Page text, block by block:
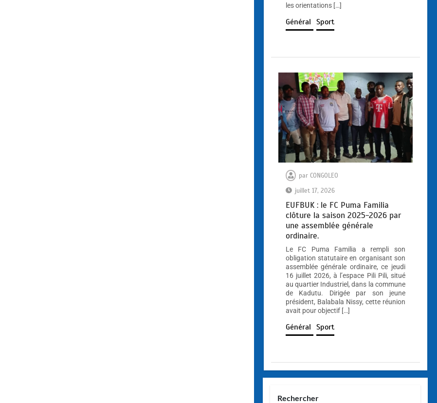
les orientations […]
Général Sport
par CONGOLEO
juillet 17, 2026
EUFBUK : le FC Puma Familia
clôture la saison 2025-2026 par
une assemblée générale
ordinaire.
Le FC Puma Familia a rempli son
obligation statutaire en organisant son
assemblée générale ordinaire, ce jeudi
16 juillet 2026, à l’espace Pili Pili, situé
au quartier Industriel, dans la commune
de Kadutu. Dirigée par son jeune
président, Balabala Nissy, cette réunion
avait pour objectif […]
Général Sport
Rechercher